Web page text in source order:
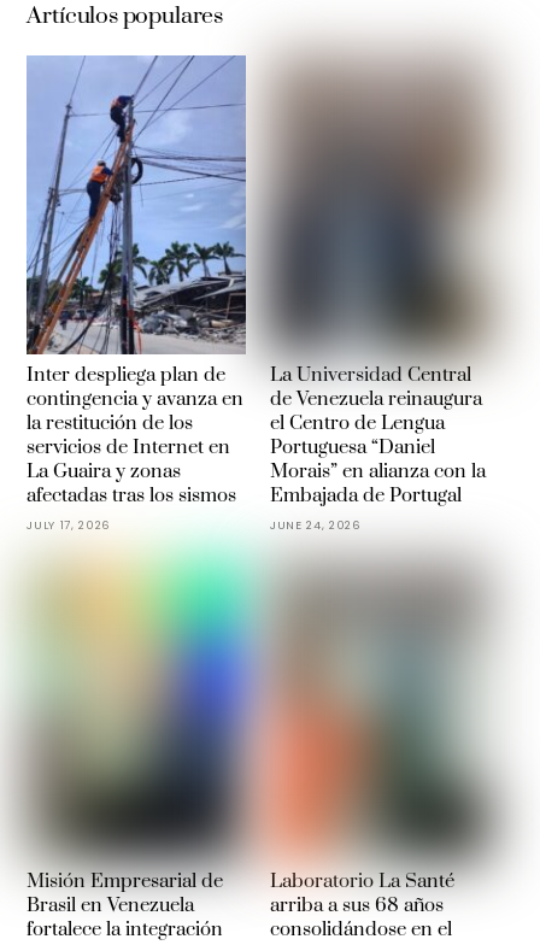
Artículos populares
Inter despliega plan de
contingencia y avanza en
la restitución de los
servicios de Internet en
La Guaira y zonas
afectadas tras los sismos
JULY 17, 2026
La Universidad Central
de Venezuela reinaugura
el Centro de Lengua
Portuguesa “Daniel
Morais” en alianza con la
Embajada de Portugal
JUNE 24, 2026
Misión Empresarial de
Brasil en Venezuela
fortalece la integración
Laboratorio La Santé
arriba a sus 68 años
consolidándose en el